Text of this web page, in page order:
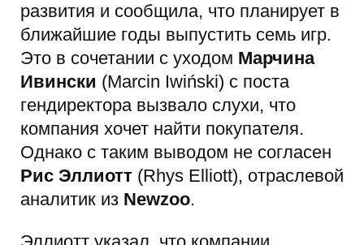
развития и сообщила, что планирует в
ближайшие годы выпустить семь игр.
Это в сочетании с уходом Марчина
Ивински (Marcin Iwiński) с поста
гендиректора вызвало слухи, что
компания хочет найти покупателя.
Однако с таким выводом не согласен
Рис Эллиотт (Rhys Elliott), отраслевой
аналитик из Newzoo.